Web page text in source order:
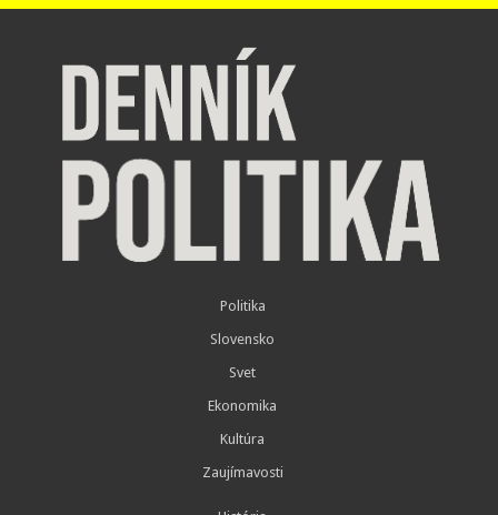
Politika
Slovensko
Svet
Ekonomika
Kultúra
Zaujímavosti